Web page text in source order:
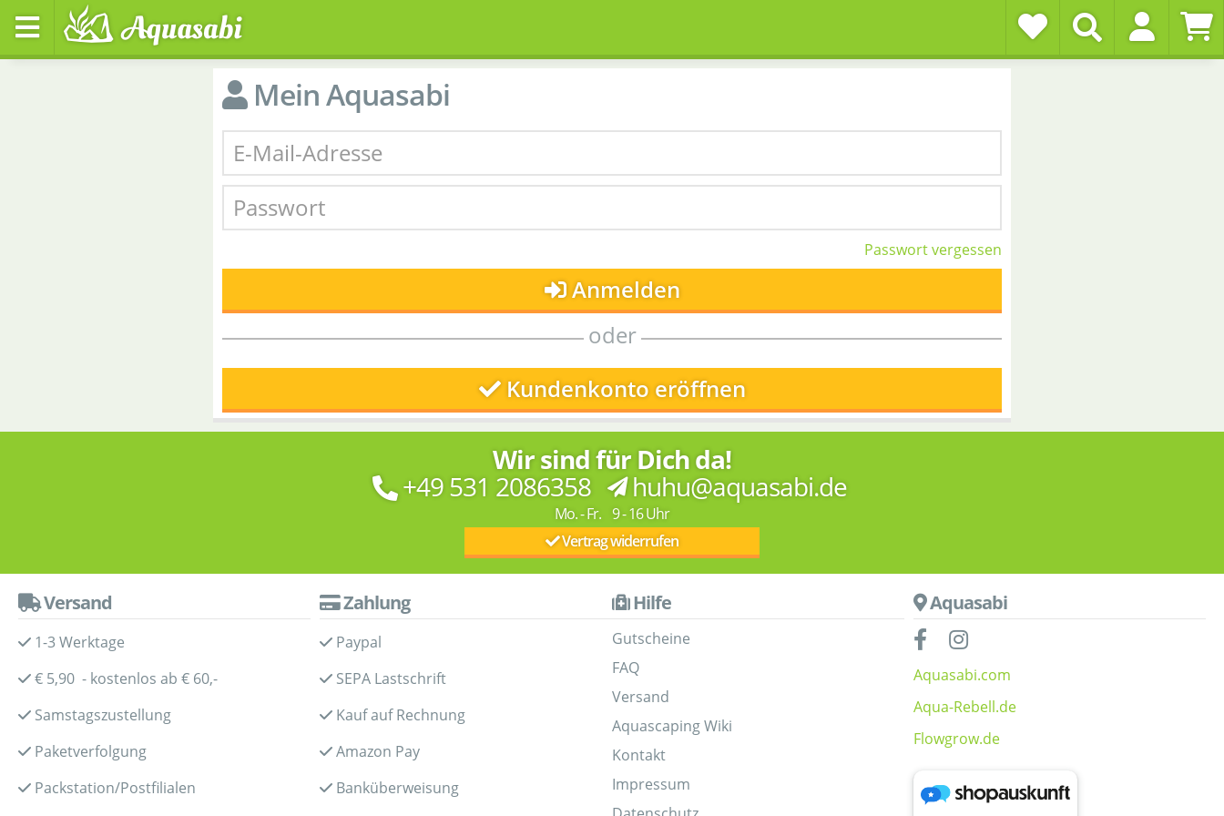
Mein Aquasabi
Passwort vergessen
Anmelden
oder
Kundenkonto eröffnen
Wir sind für Dich da!
+49 531 2086358 huhu@aquasabi.de
Mo. - Fr. 9 - 16 Uhr
Vertrag widerrufen
Versand
1-3 Werktage
€ 5,90 - kostenlos ab € 60,-
Samstagszustellung
Paketverfolgung
Packstation/Postfilialen
Zahlung
Paypal
SEPA Lastschrift
Kauf auf Rechnung
Amazon Pay
Banküberweisung
Hilfe
Gutscheine
FAQ
Versand
Aquascaping Wiki
Kontakt
Impressum
Aquasabi
Aquasabi.com
Aqua-Rebell.de
Flowgrow.de